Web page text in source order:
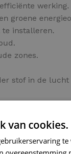
werking.
groene
te installeren.
zones.
stof in de lucht
slimme manier.
van cookies.